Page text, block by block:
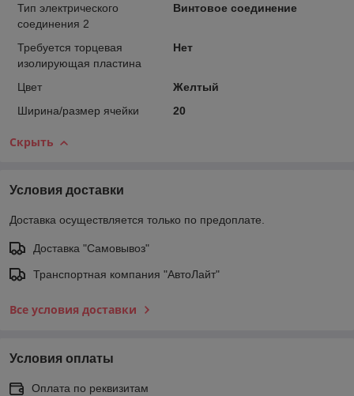
Тип электрического
соединения 2
Винтовое соединение
Требуется торцевая
изолирующая пластина
Нет
Цвет
Желтый
Ширина/размер ячейки
20
Скрыть
Условия доставки
Доставка осуществляется только по предоплате.
Доставка "Самовывоз"
Транспортная компания "АвтоЛайт"
Все условия доставки
Условия оплаты
Оплата по реквизитам